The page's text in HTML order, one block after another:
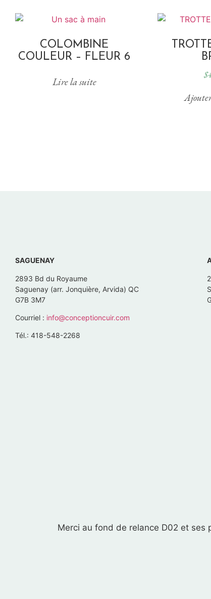
COLOMBINE
COULEUR – FLEUR 6
Lire la suite
$
SAGUENAY
2893 Bd du Royaume
Saguenay (arr. Jonquière, Arvida) QC
G7B 3M7
Courriel : info@conceptioncuir.com
Tél.: 418-548-2268
Merci au fond de relance D02 et ses